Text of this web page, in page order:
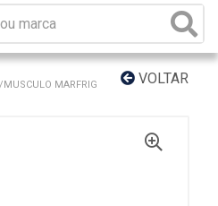
VOLTAR
MUSCULO MARFRIG